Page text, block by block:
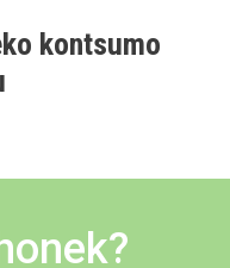
kontsumo